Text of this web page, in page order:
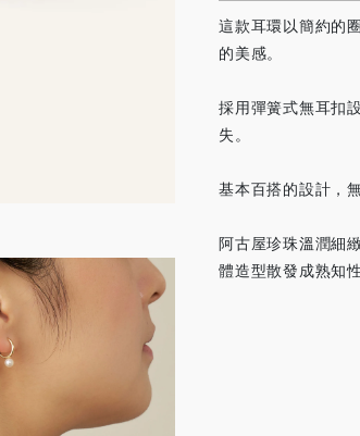
這款耳環以簡約的
的美感。
採用彈簧式無耳扣
失。
基本百搭的設計，
阿古屋珍珠溫潤細
體造型散發成熟知